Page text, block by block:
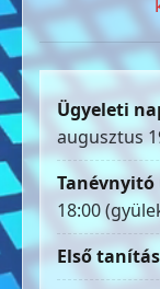
Ügyeleti
augusztus
Tanévnyitó
18:00
Első